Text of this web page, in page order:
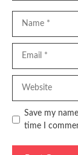
Save my
time I